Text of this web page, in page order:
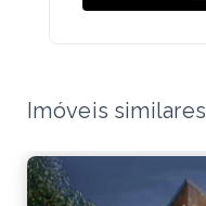
Imóveis similares